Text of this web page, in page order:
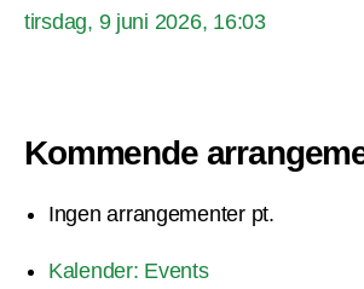
tirsdag, 9 juni 2026, 16:03
Kommende
Ingen arrangementer pt.
Kalender: Events